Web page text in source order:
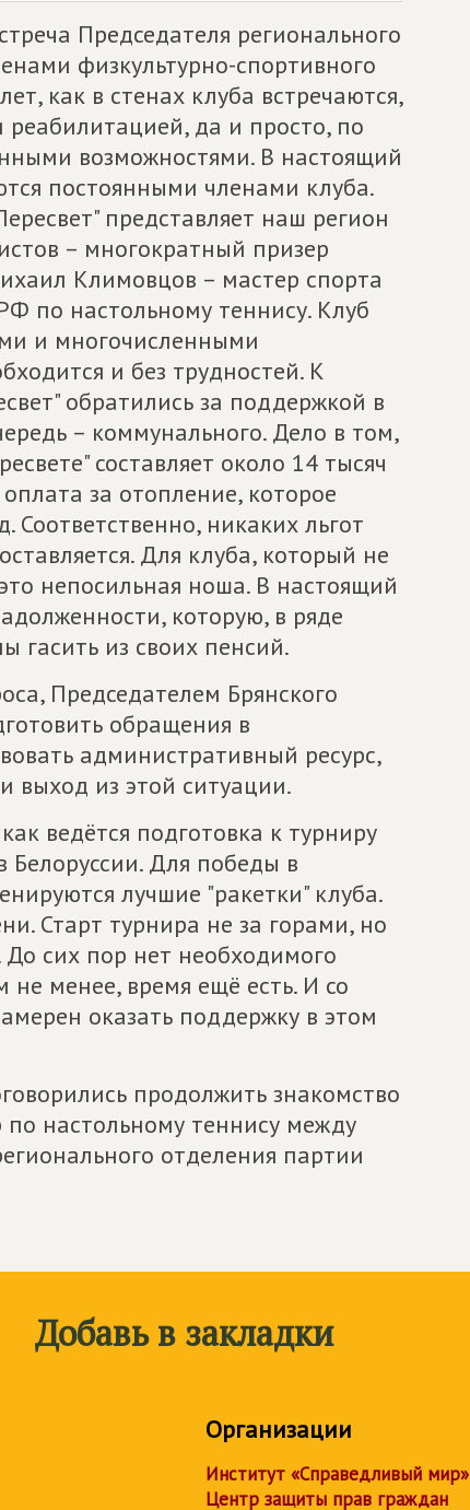
Председателя регионального
физкультурно-спортивного
как в стенах клуба встречаются,
да и просто, по
возможностями. В настоящий
постоянными членами клуба.
представляет наш регион
– многократный призер
Климовцов – мастер спорта
по настольному теннису. Клуб
и многочисленными
и без трудностей. К
обратились за поддержкой в
– коммунального. Дело в том,
составляет около 14 тысяч
за отопление, которое
никаких льгот
Для клуба, который не
непосильная ноша. В настоящий
которую, в ряде
гасить из своих пенсий.
Председателем Брянского
обращения в
административный ресурс,
выход из этой ситуации.
ведётся подготовка к турниру
Белоруссии. Для победы в
лучшие "ракетки" клуба.
Старт турнира не за горами, но
сих пор нет необходимого
не менее, время ещё есть. И со
оказать поддержку в этом
продолжить знакомство
настольному теннису между
отделения партии
Добавь в закладки
Организации
Институт «Справедливый мир»
Центр защиты прав граждан